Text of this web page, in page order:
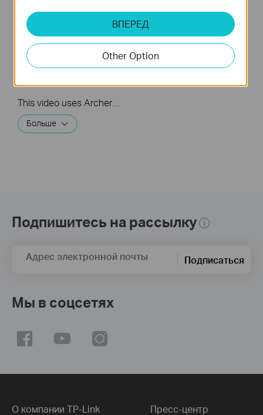
TP-Link Wi-Fi 7
Router Unboxing and
Setup on the Tether
APP (take Archer
BE230 as Example)
Больше
Подпишитесь на рассылку
Адрес электронной почты Подписаться
Мы в соцсетях
О компании TP-Link Пресс-центр
ВПЕРЕД
Other Option